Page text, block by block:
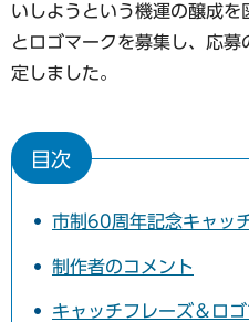
いしようという機運の醸成
とロゴマークを募集し、応
定しました。
目次
市制60周年記念キャッ
制作者のコメント
キャッチフレーズ＆ロ